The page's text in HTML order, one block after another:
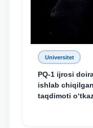
Universitet
PQ-1 ijrosi
ishlab
taqdimoti